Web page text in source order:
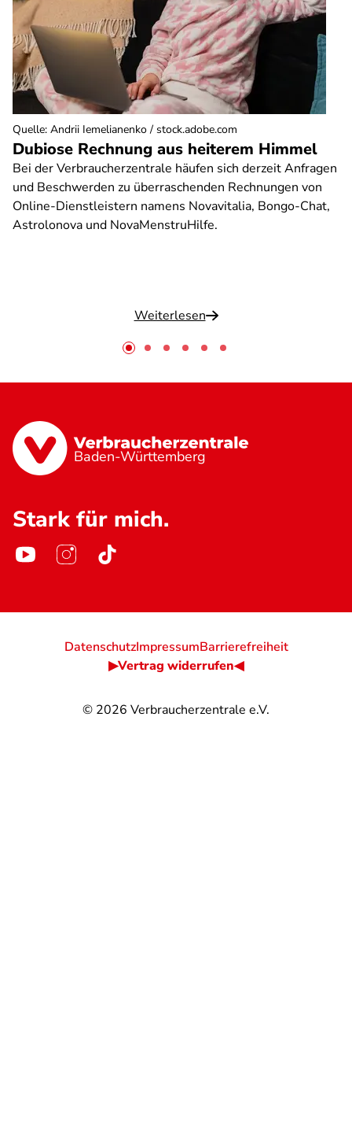
Dubiose Rechnung aus heiterem Himmel
Bei der Verbraucherzentrale häufen sich derzeit Anfragen
und Beschwerden zu überraschenden Rechnungen von
Online-Dienstleistern namens Novavitalia, Bongo-Chat,
Astrolonova und NovaMenstruHilfe.
Weiterlesen
Quelle: Andrii Iemelianenko / stock.adobe.com
Baden-Württemberg
Stark für mich.
© 2026 Verbraucherzentrale e.V.
DatenschutzImpressumBarrierefreiheit
▶Vertrag widerrufen◀